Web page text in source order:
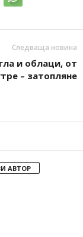
Следваща новина
и облаци, от
– затопляне
АВТОР